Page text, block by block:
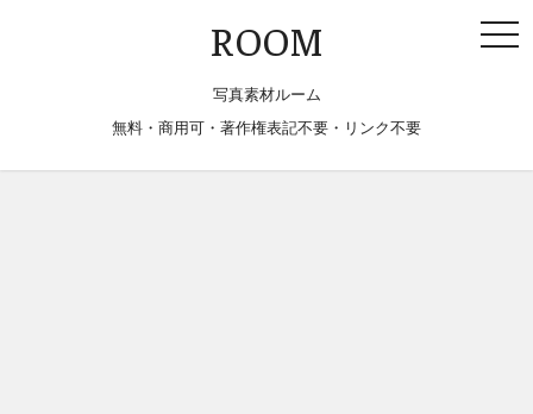
ROOM
写真素材ルーム
無料・商用可・著作権表記不要・リンク不要